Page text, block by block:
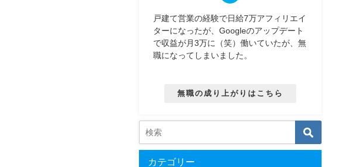
戸建て営業の経験で日給7万アフィリエイ
ターになったが、Googleのアップデート
で収益が月3万に（笑）働いていたが、無
職になってしまいました。
無職の成り上がりはこちら
カテゴリー